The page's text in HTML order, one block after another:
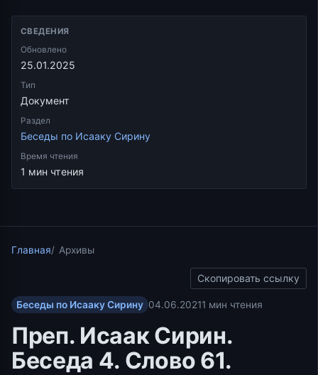
СВЕДЕНИЯ
Обновлено
25.01.2025
Тип
Документ
Раздел
Беседы по Исааку Сирину
Время чтения
1 мин чтения
Главная Архивы
Скопировать ссылку
Беседы по Исааку Сирину 04.06.20211 мин чтения
Преп. Исаак Сирин.
Беседа 4. Слово 61.